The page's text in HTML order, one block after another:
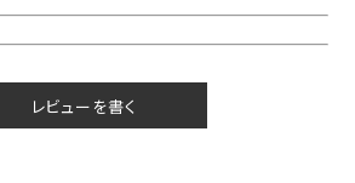
レビューを書く